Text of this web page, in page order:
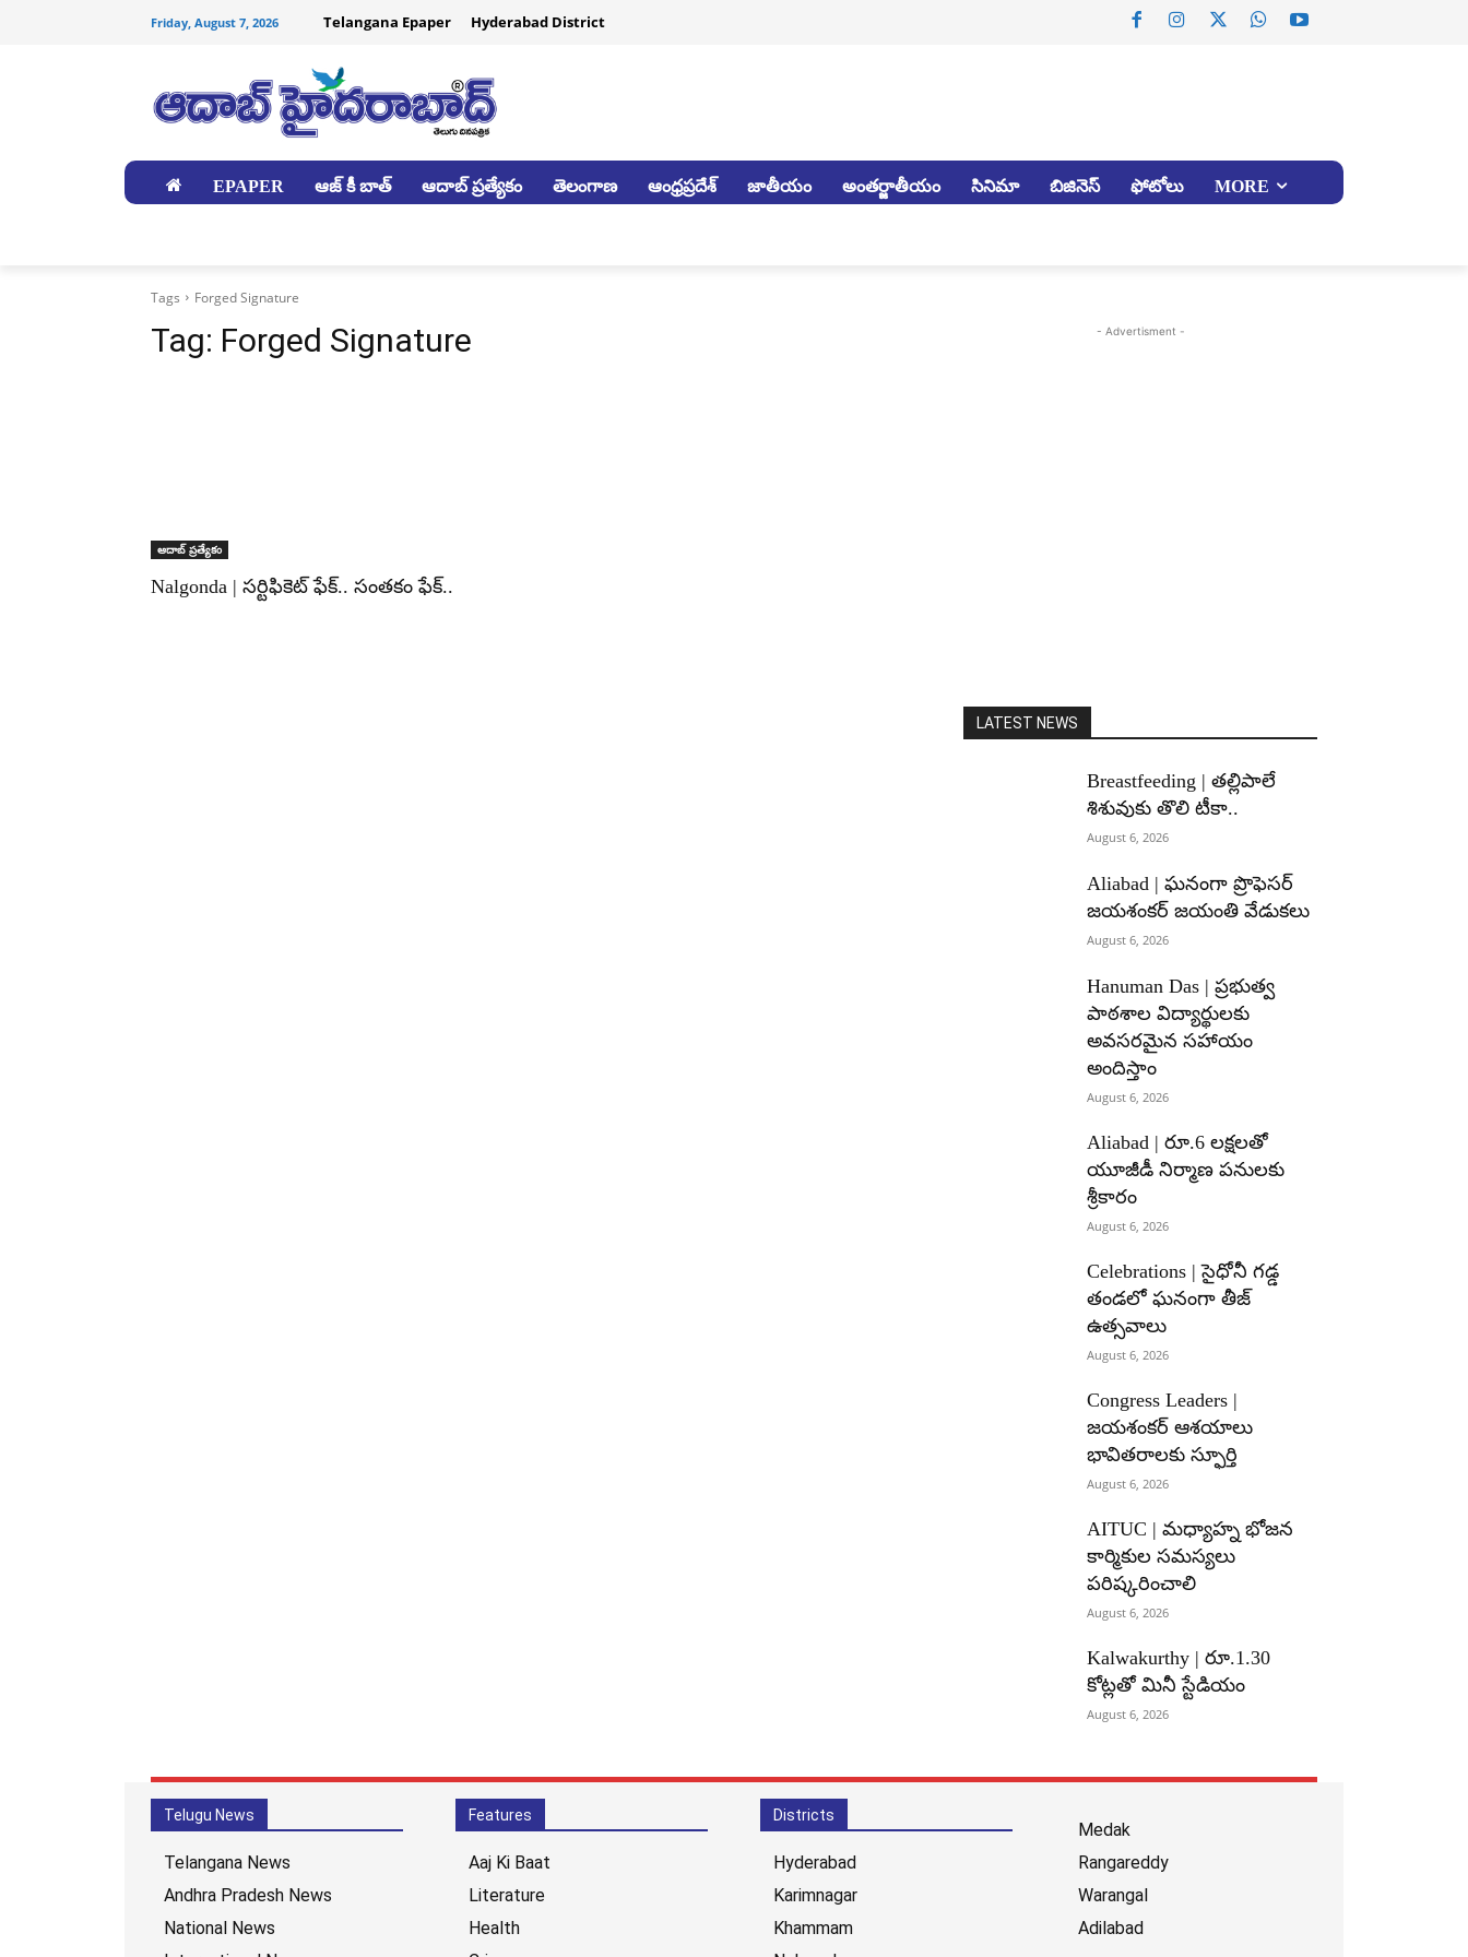
Friday, August 7, 2026 Telangana Epaper Hyderabad District
EPAPER ఆజ్ కీ బాత్ ఆదాబ్ ప్రత్యేకం తెలంగాణ ఆంధ్రప్రదేశ్ జాతీయం అంతర్జాతీయం సినిమా బిజినెస్ ఫోటోలు MORE
Tags Forged Signature
Tag: Forged Signature
ఆదాబ్ ప్రత్యేకం
Nalgonda | సర్టిఫికెట్ ఫేక్.. సంతకం ఫేక్..
- Advertisment -
LATEST NEWS
Breastfeeding | తల్లిపాలే
శిశువుకు తొలి టీకా..
August 6, 2026
Aliabad | ఘనంగా ప్రొఫెసర్
జయశంకర్ జయంతి వేడుకలు
August 6, 2026
Hanuman Das | ప్రభుత్వ
పాఠశాల విద్యార్థులకు
అవసరమైన సహాయం
అందిస్తాం
August 6, 2026
Aliabad | రూ.6 లక్షలతో
యూజీడీ నిర్మాణ పనులకు
శ్రీకారం
August 6, 2026
Celebrations | సైధోనీ గడ్డ
తండలో ఘనంగా తీజ్
ఉత్సవాలు
August 6, 2026
Congress Leaders |
జయశంకర్ ఆశయాలు
భావితరాలకు స్ఫూర్తి
August 6, 2026
AITUC | మధ్యాహ్న భోజన
కార్మికుల సమస్యలు
పరిష్కరించాలి
August 6, 2026
Kalwakurthy | రూ.1.30
కోట్లతో మినీ స్టేడియం
August 6, 2026
Telugu News
Telangana News
Andhra Pradesh News
National News
Features
Aaj Ki Baat
Literature
Health
Districts
Hyderabad
Karimnagar
Khammam
Medak
Rangareddy
Warangal
Adilabad